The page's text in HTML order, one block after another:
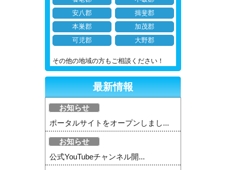
安八郡
揖斐郡
本巣郡
加茂郡
可児郡
大野郡
その他の地域の方もご相談ください！
最新情報
お知らせ
ポータルサイトをオープンしまし...
お知らせ
公式YouTubeチャンネル開...